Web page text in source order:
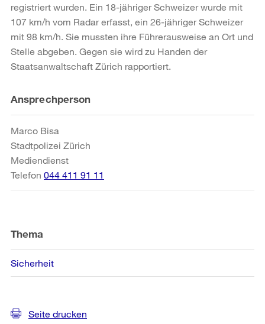
registriert wurden. Ein 18-jähriger Schweizer wurde mit
107 km/h vom Radar erfasst, ein 26-jähriger Schweizer
mit 98 km/h. Sie mussten ihre Führerausweise an Ort und
Stelle abgeben. Gegen sie wird zu Handen der
Staatsanwaltschaft Zürich rapportiert.
Weitere
Informationen
Ansprechperson
Marco Bisa
Stadtpolizei Zürich
Mediendienst
Telefon 044 411 91 11
Thema
Sicherheit
Seite drucken